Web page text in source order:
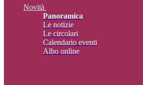
Novità
Panoramica
Le notizie
Le circolari
Calendario eventi
Albo online